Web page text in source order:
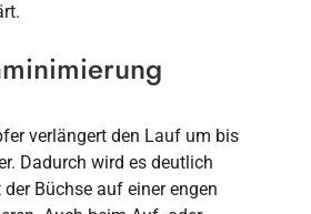
verlängert den Lauf um bis
Dadurch wird es deutlich
Büchse auf einer engen